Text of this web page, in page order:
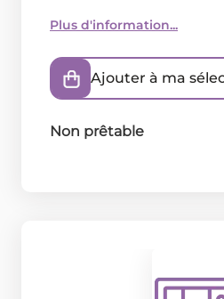
Plus d'information...
Ajouter à ma
Non prêtable